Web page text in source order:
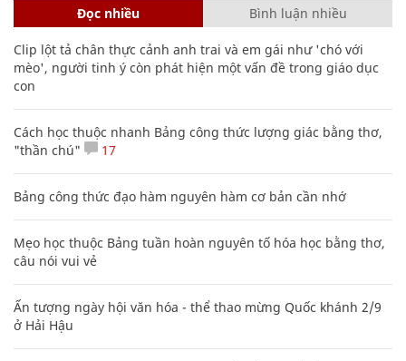
Đọc nhiều Bình luận nhiều
Clip lột tả chân thực cảnh anh trai và em gái như 'chó với
mèo', người tinh ý còn phát hiện một vấn đề trong giáo dục
con
Cách học thuộc nhanh Bảng công thức lượng giác bằng thơ,
"thần chú"
17
Bảng công thức đạo hàm nguyên hàm cơ bản cần nhớ
Mẹo học thuộc Bảng tuần hoàn nguyên tố hóa học bằng thơ,
câu nói vui vẻ
Ấn tượng ngày hội văn hóa - thể thao mừng Quốc khánh 2/9
ở Hải Hậu